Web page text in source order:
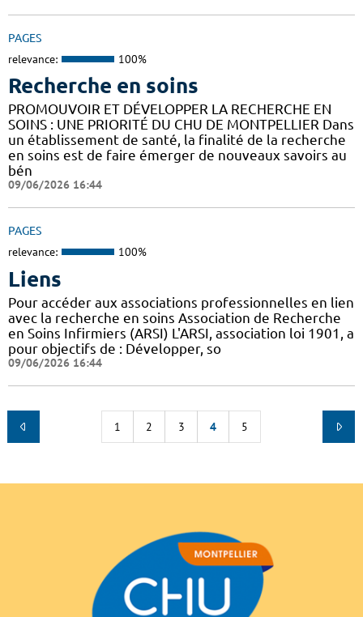
PAGES
relevance: 100%
Recherche en soins
PROMOUVOIR ET DÉVELOPPER LA RECHERCHE EN
SOINS : UNE PRIORITÉ DU CHU DE MONTPELLIER Dans
un établissement de santé, la finalité de la recherche
en soins est de faire émerger de nouveaux savoirs au
bén
09/06/2026 16:44
PAGES
relevance: 100%
Liens
Pour accéder aux associations professionnelles en lien
avec la recherche en soins Association de Recherche
en Soins Infirmiers (ARSI) L'ARSI, association loi 1901, a
pour objectifs de : Développer, so
09/06/2026 16:44
1 2 3 4 5